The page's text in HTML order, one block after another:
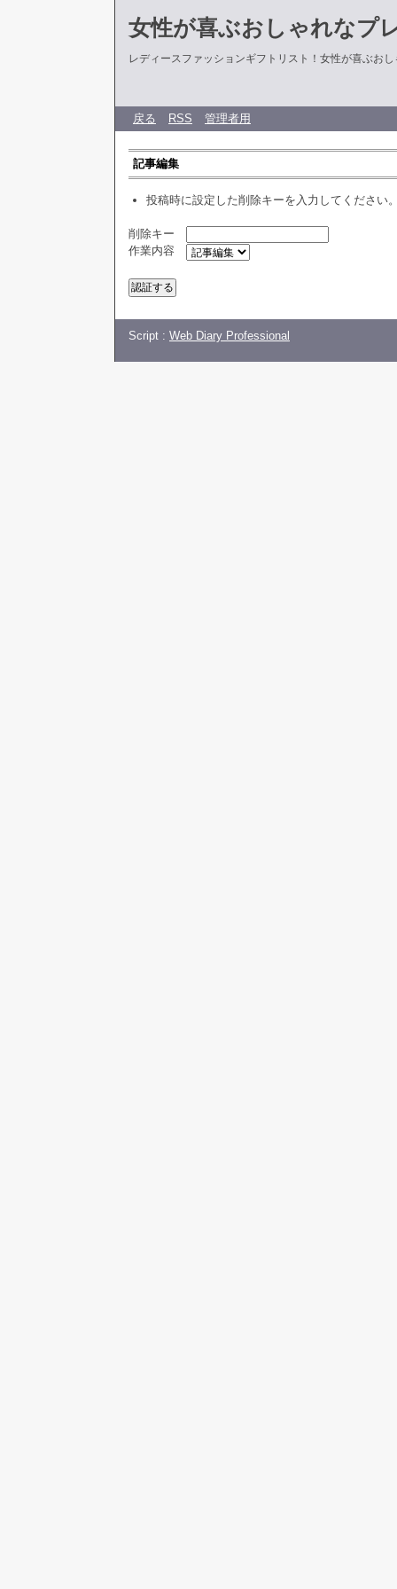
女性が喜ぶおしゃれなプ
レディースファッションギフトリスト！女性が喜ぶお
戻る RSS 管理者用
記事編集
投稿時に設定した削除キーを入力してください
削除キー
作業内容
Script : Web Diary Professional